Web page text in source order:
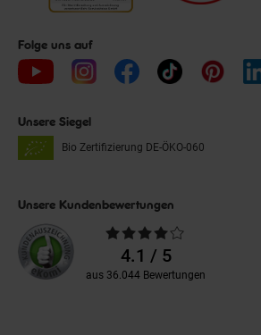
Folge uns auf
Unsere Siegel
Bio Zertifizierung DE-ÖKO-060
Unsere Kundenbewertungen
Durchschnittliche
Bewertungen4.1 / 5
aus 36.044 Bewertungen